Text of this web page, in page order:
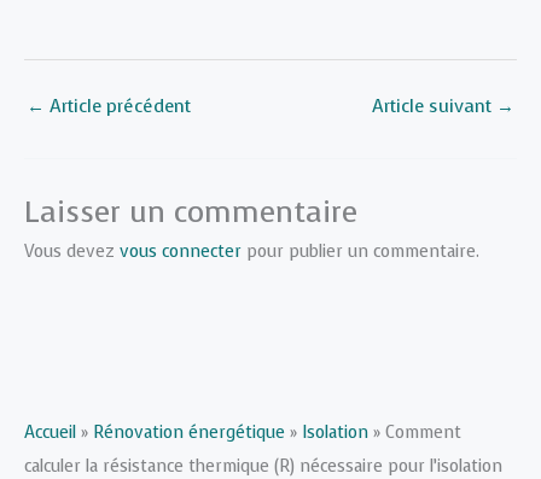
← Article précédent Article suivant →
Laisser un commentaire
Vous devez vous connecter pour publier un commentaire.
Accueil » Rénovation énergétique » Isolation » Comment
calculer la résistance thermique (R) nécessaire pour l’isolation